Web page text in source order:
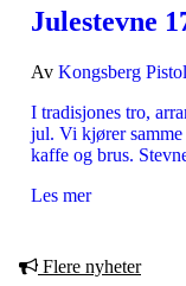
Julestevne
Av Kongsberg
I tradisjones tro,
jul. Vi kjører samme
kaffe og brus.
Les mer
Flere nyheter